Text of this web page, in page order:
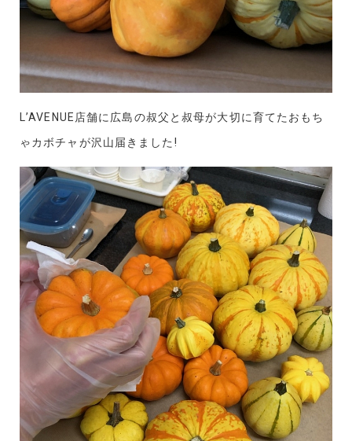
L’AVENUE店舗に広島の叔父と叔母が大切に育てたおもち
ゃカボチャが沢山届きました!